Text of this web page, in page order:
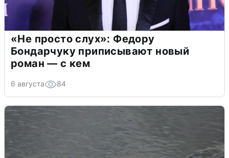
«Не просто слух»: Федору
Бондарчуку приписывают новый
роман — с кем
6 августа 84